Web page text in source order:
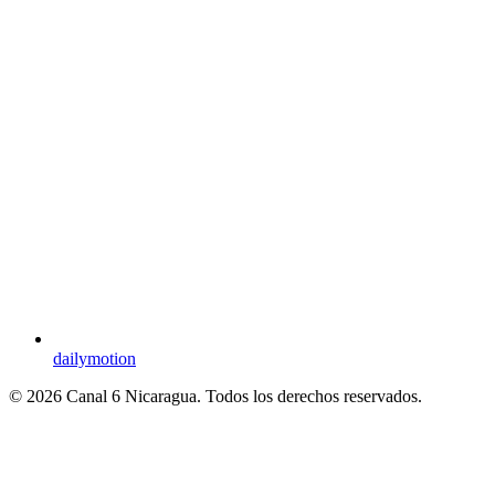
dailymotion
© 2026 Canal 6 Nicaragua. Todos los derechos reservados.